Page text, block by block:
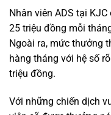
Nhân viên ADS tại
25 triệu đồng mỗi
Ngoài ra, mức thưởng
hàng tháng với hệ số
triệu đồng.
Với những chiến dịch